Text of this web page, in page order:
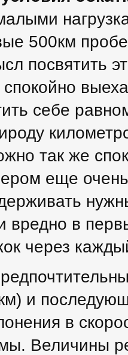
500км
посвятить
себе
так же
еще
вредно в
через
и
в
Величины